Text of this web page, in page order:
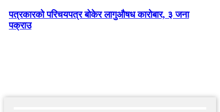
पत्रकारको परिचयपत्र बोकेर लागुऔषध कारोबार, ३ जना
पक्राउ